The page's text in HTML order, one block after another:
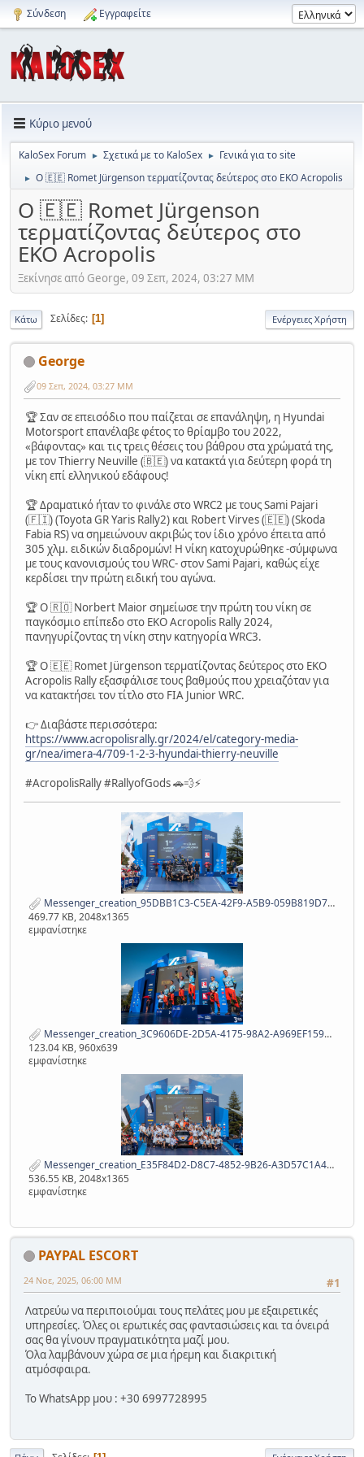
Σύνδεση Εγγραφείτε
Κύριο μενού
KaloSex Forum ► Σχετικά με το KaloSex ► Γενικά για το site
► Ο 🇪🇪 Romet Jürgenson τερματίζοντας δεύτερος στο EKO Acropolis
Ο 🇪🇪 Romet Jürgenson
τερματίζοντας δεύτερος στο
EKO Acropolis
Ξεκίνησε από George, 09 Σεπ, 2024, 03:27 ΜΜ
Κάτω Σελίδες 1 Ενέργειες Χρήστη
George
09 Σεπ, 2024, 03:27 ΜΜ
🏆 Σαν σε επεισόδιο που παίζεται σε επανάληψη, η Hyundai
Motorsport επανέλαβε φέτος το θρίαμβο του 2022,
«βάφοντας» και τις τρεις θέσεις του βάθρου στα χρώματά της,
με τον Thierry Neuville (🇧🇪) να κατακτά για δεύτερη φορά τη
νίκη επί ελληνικού εδάφους!
🏆 Δραματικό ήταν το φινάλε στο WRC2 με τους Sami Pajari
(🇫🇮) (Toyota GR Yaris Rally2) και Robert Virves (🇪🇪) (Skoda
Fabia RS) να σημειώνουν ακριβώς τον ίδιο χρόνο έπειτα από
305 χλμ. ειδικών διαδρομών! Η νίκη κατοχυρώθηκε -σύμφωνα
με τους κανονισμούς του WRC- στον Sami Pajari, καθώς είχε
κερδίσει την πρώτη ειδική του αγώνα.
🏆 Ο 🇷🇴 Norbert Maior σημείωσε την πρώτη του νίκη σε
παγκόσμιο επίπεδo στο EKO Acropolis Rally 2024,
πανηγυρίζοντας τη νίκη στην κατηγορία WRC3.
🏆 Ο 🇪🇪 Romet Jürgenson τερματίζοντας δεύτερος στο EKO
Acropolis Rally εξασφάλισε τους βαθμούς που χρειαζόταν για
να κατακτήσει τον τίτλο στο FIA Junior WRC.
👉 Διαβάστε περισσότερα:
https://www.acropolisrally.gr/2024/el/category-media-
gr/nea/imera-4/709-1-2-3-hyundai-thierry-neuville
#AcropolisRally #RallyofGods 🚗💨⚡️
Messenger_creation_95DBB1C3-C5EA-42F9-A5B9-059B819D71FE.jpeg
469.77 KB, 2048x1365
εμφανίστηκε
Messenger_creation_3C9606DE-2D5A-4175-98A2-A969EF159C2C.jpeg
123.04 KB, 960x639
εμφανίστηκε
Messenger_creation_E35F84D2-D8C7-4852-9B26-A3D57C1A48BA.jpeg
536.55 KB, 2048x1365
εμφανίστηκε
PAYPAL ESCORT
#1
24 Νοε, 2025, 06:00 ΜΜ
Λατρεύω να περιποιούμαι τους πελάτες μου με εξαιρετικές
υπηρεσίες. Όλες οι ερωτικές σας φαντασιώσεις και τα όνειρά
σας θα γίνουν πραγματικότητα μαζί μου.
Όλα λαμβάνουν χώρα σε μια ήρεμη και διακριτική
ατμόσφαιρα.
Το WhatsApp μου : +30 6997728995